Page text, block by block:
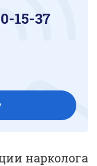
15-37
нарколога